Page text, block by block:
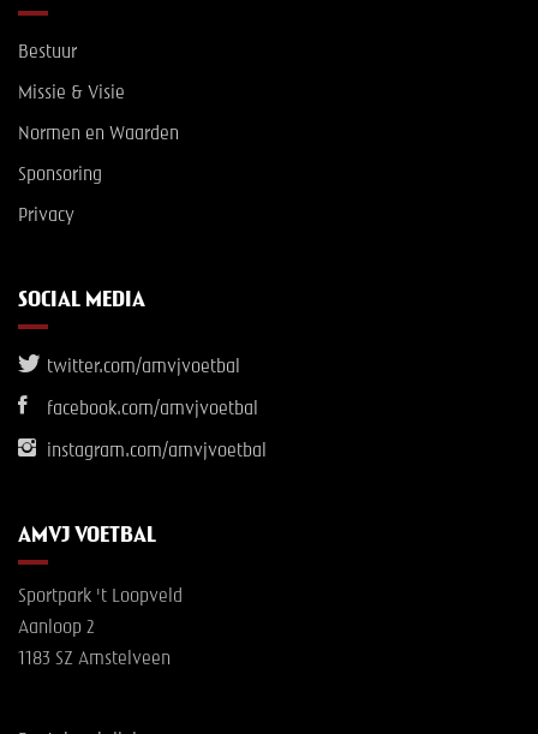
Bestuur
Missie & Visie
Normen en Waarden
Sponsoring
Privacy
SOCIAL MEDIA
twitter.com/amvjvoetbal
facebook.com/amvjvoetbal
instagram.com/amvjvoetbal
AMVJ VOETBAL
Sportpark 't Loopveld
Aanloop 2
1183 SZ Amstelveen